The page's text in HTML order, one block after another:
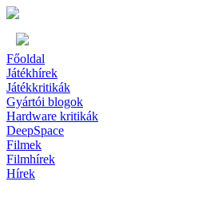
Főoldal
Játékhírek
Játékkritikák
Gyártói blogok
Hardware kritikák
DeepSpace
Filmek
Filmhírek
Hírek